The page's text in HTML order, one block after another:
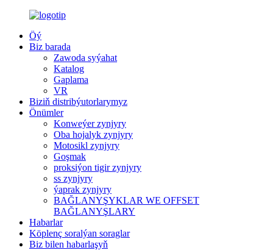
Öý
Biz barada
Zawoda syýahat
Katalog
Gaplama
VR
Biziň distribýutorlarymyz
Önümler
Konweýer zynjyry
Oba hojalyk zynjyry
Motosikl zynjyry
Goşmak
proksiýon tigir zynjyry
ss zynjyry
ýaprak zynjyry
BAĞLANYŞYKLAR WE OFFSET
BAĞLANYŞLARY
Habarlar
Köplenç soralýan soraglar
Biz bilen habarlaşyň